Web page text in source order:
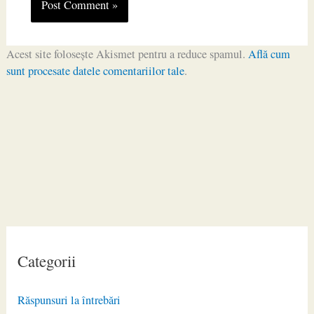
Categorii
Răspunsuri la întrebări
Acest site folosește Akismet pentru a reduce spamul. Află cum
sunt procesate datele comentariilor tale.